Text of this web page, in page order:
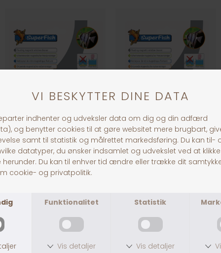
FLOAT CLEAN MAGNET L
DKK 149,00
FLOAT CLEAN MAGNET M
DKK 109,00